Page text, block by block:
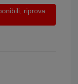
riprova